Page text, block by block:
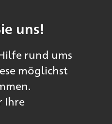
uns!
rund ums
möglichst
Ihre